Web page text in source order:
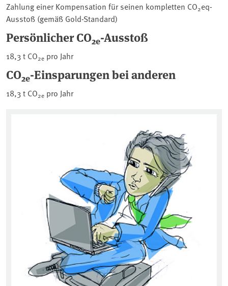
Zahlung einer Kompensation für seinen kompletten CO2eq-
Ausstoß (gemäß Gold-Standard)
Persönlicher CO2e-Ausstoß
18,3 t CO2e pro Jahr
CO2e-Einsparungen bei anderen
18,3 t CO2e pro Jahr